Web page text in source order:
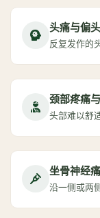
头痛与偏
反复发作的
颈部疼痛
头部难以舒
坐骨神经
沿一侧或两